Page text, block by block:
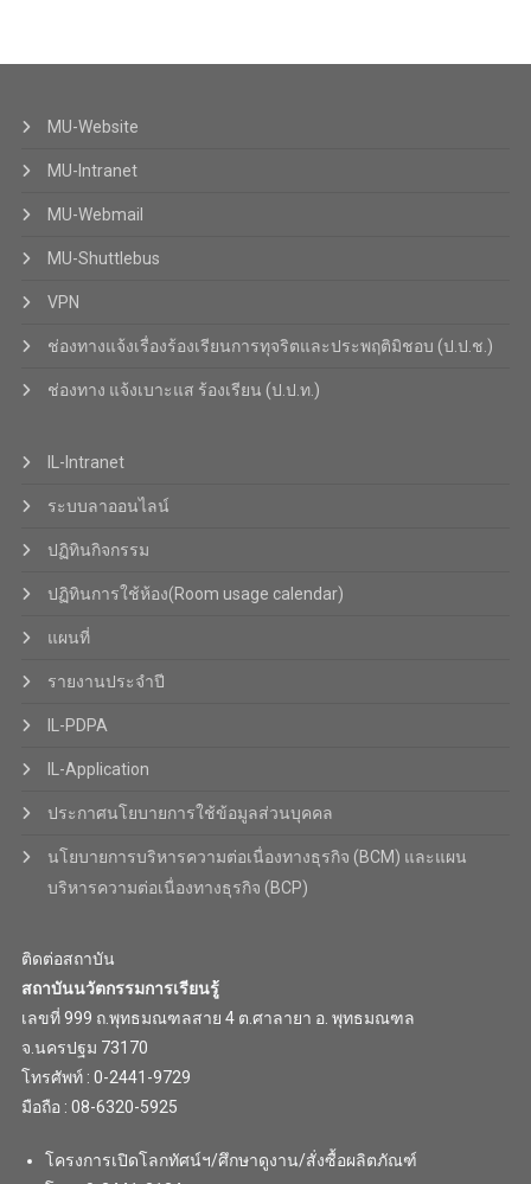
MU-Website
MU-Intranet
MU-Webmail
MU-Shuttlebus
VPN
ช่องทางแจ้งเรื่องร้องเรียนการทุจริตและประพฤติมิชอบ (ป.ป.ช.)
ช่องทาง แจ้งเบาะแส ร้องเรียน (ป.ป.ท.)
IL-Intranet
ระบบลาออนไลน์
ปฏิทินกิจกรรม
ปฏิทินการใช้ห้อง(Room usage calendar)
แผนที่
รายงานประจำปี
IL-PDPA
IL-Application
ประกาศนโยบายการใช้ข้อมูลส่วนบุคคล
นโยบายการบริหารความต่อเนื่องทางธุรกิจ (BCM) และแผน
บริหารความต่อเนื่องทางธุรกิจ (BCP)
ติดต่อสถาบัน
สถาบันนวัตกรรมการเรียนรู้
เลขที่ 999 ถ.พุทธมณฑลสาย 4 ต.ศาลายา อ. พุทธมณฑล
จ.นครปฐม 73170
โทรศัพท์ : 0-2441-9729
มือถือ : 08-6320-5925
โครงการเปิดโลกทัศน์ฯ/ศึกษาดูงาน/สั่งซื้อผลิตภัณฑ์